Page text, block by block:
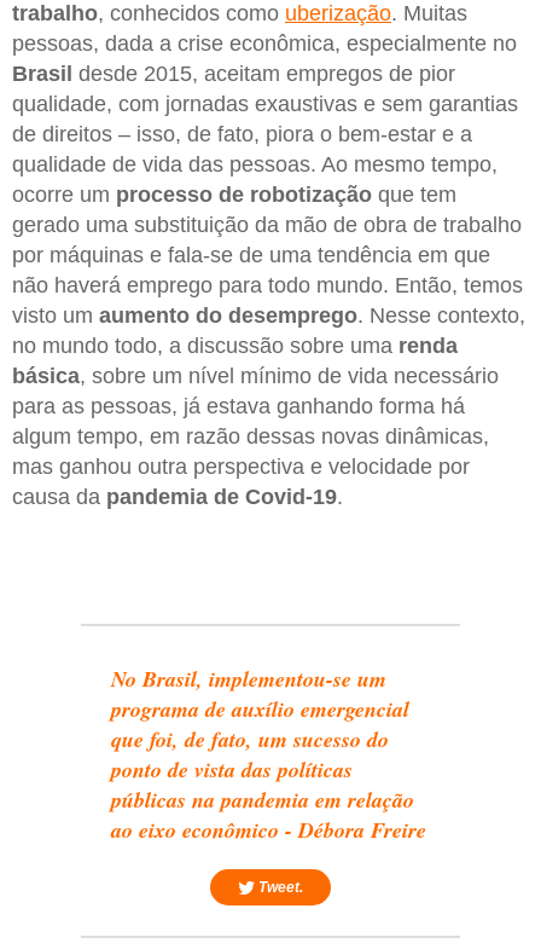
trabalho, conhecidos como uberização. Muitas
pessoas, dada a crise econômica, especialmente no
Brasil desde 2015, aceitam empregos de pior
qualidade, com jornadas exaustivas e sem garantias
de direitos – isso, de fato, piora o bem-estar e a
qualidade de vida das pessoas. Ao mesmo tempo,
ocorre um processo de robotização que tem
gerado uma substituição da mão de obra de trabalho
por máquinas e fala-se de uma tendência em que
não haverá emprego para todo mundo. Então, temos
visto um aumento do desemprego. Nesse contexto,
no mundo todo, a discussão sobre uma renda
básica, sobre um nível mínimo de vida necessário
para as pessoas, já estava ganhando forma há
algum tempo, em razão dessas novas dinâmicas,
mas ganhou outra perspectiva e velocidade por
causa da pandemia de Covid-19.
No Brasil, implementou-se um
programa de auxílio emergencial
que foi, de fato, um sucesso do
ponto de vista das políticas
públicas na pandemia em relação
ao eixo econômico - Débora Freire
Tweet.